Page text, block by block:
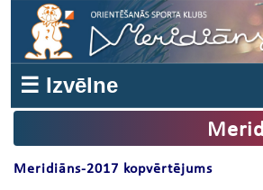
☰ Izvēlne
Meridiāns-2017 kopvērtējums